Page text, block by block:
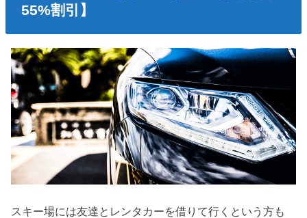
55%割引】
スキー場には友達とレンタカーを借りて行くという方も